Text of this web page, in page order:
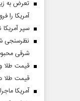
تعرض به
آمریکا را
سپر
نظرسنجی
شرقی
قیمت طلا
آمریکا